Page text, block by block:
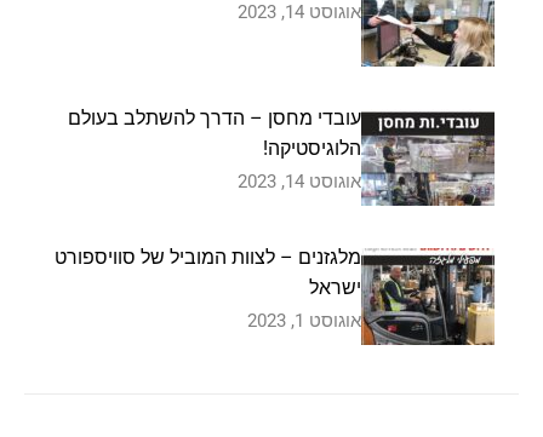
אוגוסט 14, 2023
עובדי מחסן – הדרך להשתלב בעולם
הלוגיסטיקה!
אוגוסט 14, 2023
מלגזנים – לצוות המוביל של סוויספורט
ישראל
אוגוסט 1, 2023